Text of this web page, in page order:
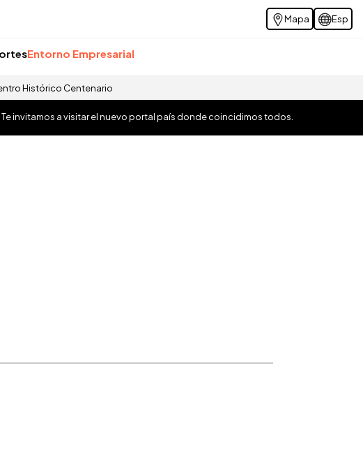
Mapa Esp
Entorno Empresarial
Histórico Centenario
. Te invitamos a visitar el nuevo portal país donde coincidimos todos.